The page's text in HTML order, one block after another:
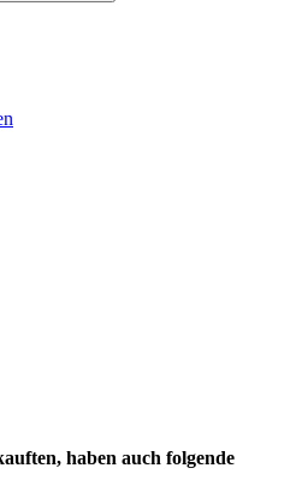
haben auch folgende